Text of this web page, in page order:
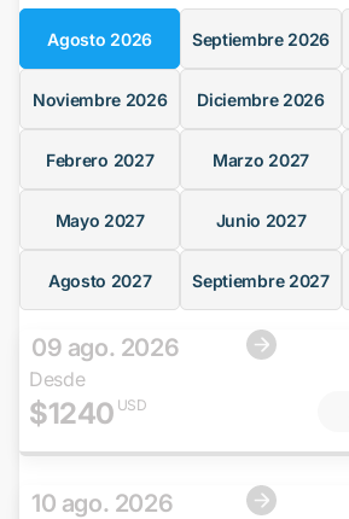
Agosto 2026 Septiembre 2026
Noviembre 2026 Diciembre 2026
Febrero 2027 Marzo 2027
Mayo 2027 Junio 2027
Agosto 2027 Septiembre 2027
09 ago. 2026
Desde
$1240 USD
10 ago. 2026